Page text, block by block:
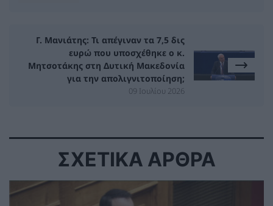
Γ. Μανιάτης: Τι απέγιναν τα 7,5 δις
ευρώ που υποσχέθηκε ο κ.
Μητσοτάκης στη Δυτική Μακεδονία
για την απολιγνιτοποίηση;
09 Ιουλίου 2026
ΣΧΕΤΙΚΑ ΑΡΘΡΑ